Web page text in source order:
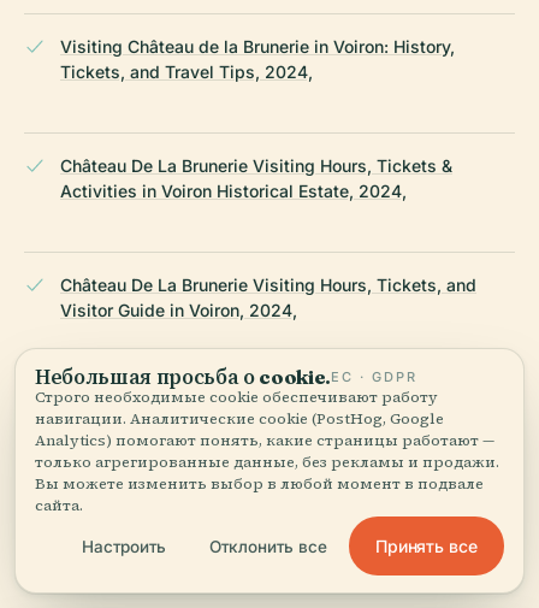
Visiting Château de la Brunerie in Voiron: History,
Tickets, and Travel Tips, 2024,
Château De La Brunerie Visiting Hours, Tickets &
Activities in Voiron Historical Estate, 2024,
Château De La Brunerie Visiting Hours, Tickets, and
Visitor Guide in Voiron, 2024,
Château De La Brunerie Visiting Hours, Tickets,
Accessibility & Local Attractions Guide, 2024,
Небольшая просьба о cookie.ЕС · GDPR
Строго необходимые cookie обеспечивают работу
навигации. Аналитические cookie (PostHog, Google
Analytics) помогают понять, какие страницы работают —
только агрегированные данные, без рекламы и продажи.
Вы можете изменить выбор в любой момент в подвале
сайта.
Настроить Отклонить все Принять все